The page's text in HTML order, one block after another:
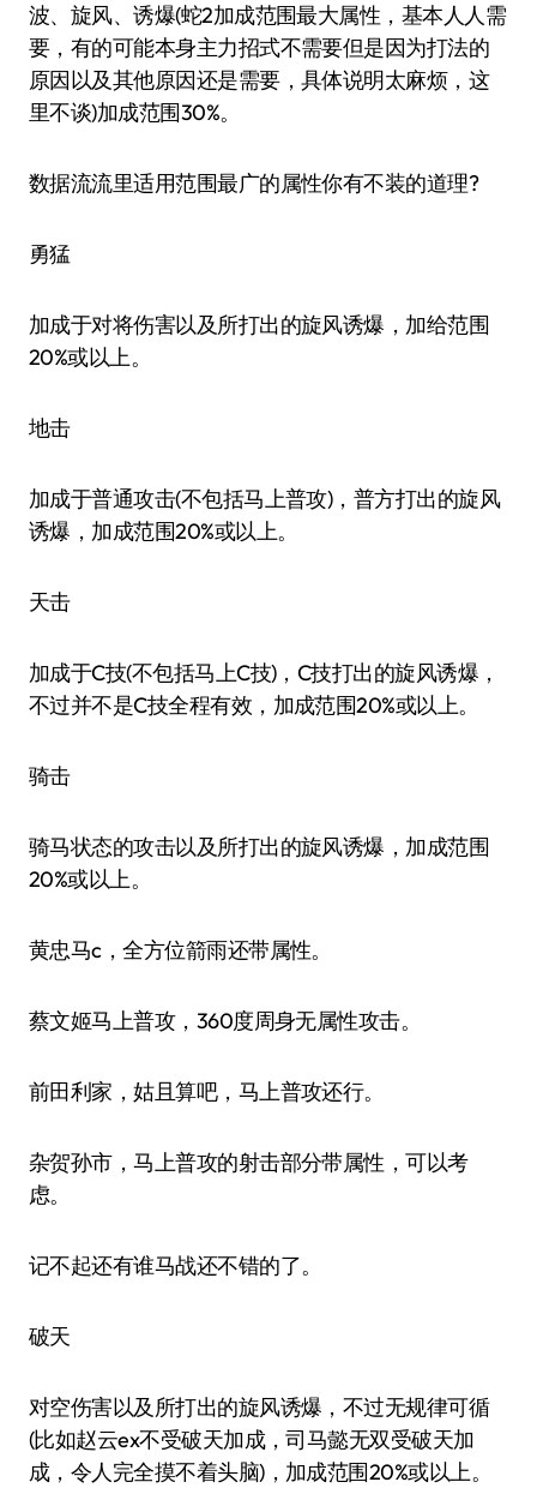
波、旋风、诱爆(蛇2加成范围最大属性，基本人人需
要，有的可能本身主力招式不需要但是因为打法的
原因以及其他原因还是需要，具体说明太麻烦，这
里不谈)加成范围30%。
数据流流里适用范围最广的属性你有不装的道理?
勇猛
加成于对将伤害以及所打出的旋风诱爆，加给范围
20%或以上。
地击
加成于普通攻击(不包括马上普攻)，普方打出的旋风
诱爆，加成范围20%或以上。
天击
加成于C技(不包括马上C技)，C技打出的旋风诱爆，
不过并不是C技全程有效，加成范围20%或以上。
骑击
骑马状态的攻击以及所打出的旋风诱爆，加成范围
20%或以上。
黄忠马c，全方位箭雨还带属性。
蔡文姬马上普攻，360度周身无属性攻击。
前田利家，姑且算吧，马上普攻还行。
杂贺孙市，马上普攻的射击部分带属性，可以考
虑。
记不起还有谁马战还不错的了。
破天
对空伤害以及所打出的旋风诱爆，不过无规律可循
(比如赵云ex不受破天加成，司马懿无双受破天加
成，令人完全摸不着头脑)，加成范围20%或以上。